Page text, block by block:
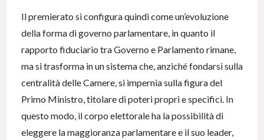
Il premierato si configura quindi come un’evoluzione
della forma di governo parlamentare, in quanto il
rapporto fiduciario tra Governo e Parlamento rimane,
ma si trasforma in un sistema che, anziché fondarsi sulla
centralità delle Camere, si impernia sulla figura del
Primo Ministro, titolare di poteri propri e specifici. In
questo modo, il corpo elettorale ha la possibilità di
eleggere la maggioranza parlamentare e il suo leader,